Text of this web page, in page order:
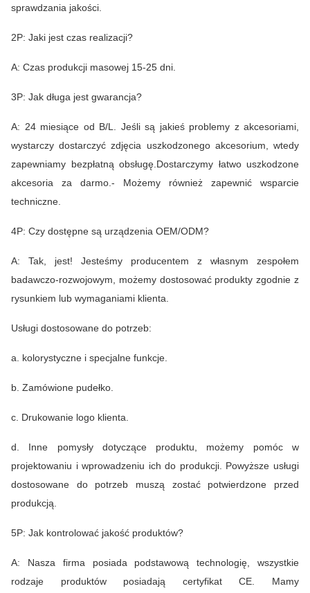
sprawdzania jakości.
2P: Jaki jest czas realizacji?
A: Czas produkcji masowej 15-25 dni.
3P: Jak długa jest gwarancja?
A: 24 miesiące od B/L. Jeśli są jakieś problemy z akcesoriami,
wystarczy dostarczyć zdjęcia uszkodzonego akcesorium, wtedy
zapewniamy bezpłatną obsługę.Dostarczymy łatwo uszkodzone
akcesoria za darmo.- Możemy również zapewnić wsparcie
techniczne.
4P: Czy dostępne są urządzenia OEM/ODM?
A: Tak, jest! Jesteśmy producentem z własnym zespołem
badawczo-rozwojowym, możemy dostosować produkty zgodnie z
rysunkiem lub wymaganiami klienta.
Usługi dostosowane do potrzeb:
a. kolorystyczne i specjalne funkcje.
b. Zamówione pudełko.
c. Drukowanie logo klienta.
d. Inne pomysły dotyczące produktu, możemy pomóc w
projektowaniu i wprowadzeniu ich do produkcji. Powyższe usługi
dostosowane do potrzeb muszą zostać potwierdzone przed
produkcją.
5P: Jak kontrolować jakość produktów?
A: Nasza firma posiada podstawową technologię, wszystkie
rodzaje produktów posiadają certyfikat CE. Mamy